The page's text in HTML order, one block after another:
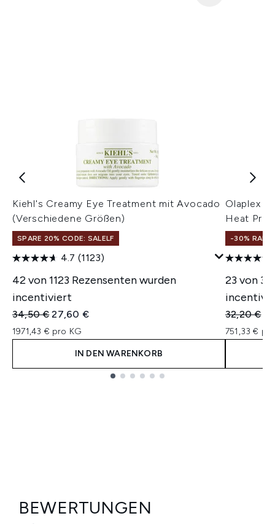
Kiehl's Creamy Eye Treatment mit Avocado
(Verschiedene Größen)
SPARE 20% CODE: SALELF
4.7 (1123)
42 von 1123 Rezensenten wurden
incentiviert
Unverbindliche Preisempfehlung:
34,50 €Aktueller Preis:
27,60 €
1971,43 € pro KG
IN DEN WARENKORB
Olaplex
Heat
-30%
23 von
32,20 €
751,33 €